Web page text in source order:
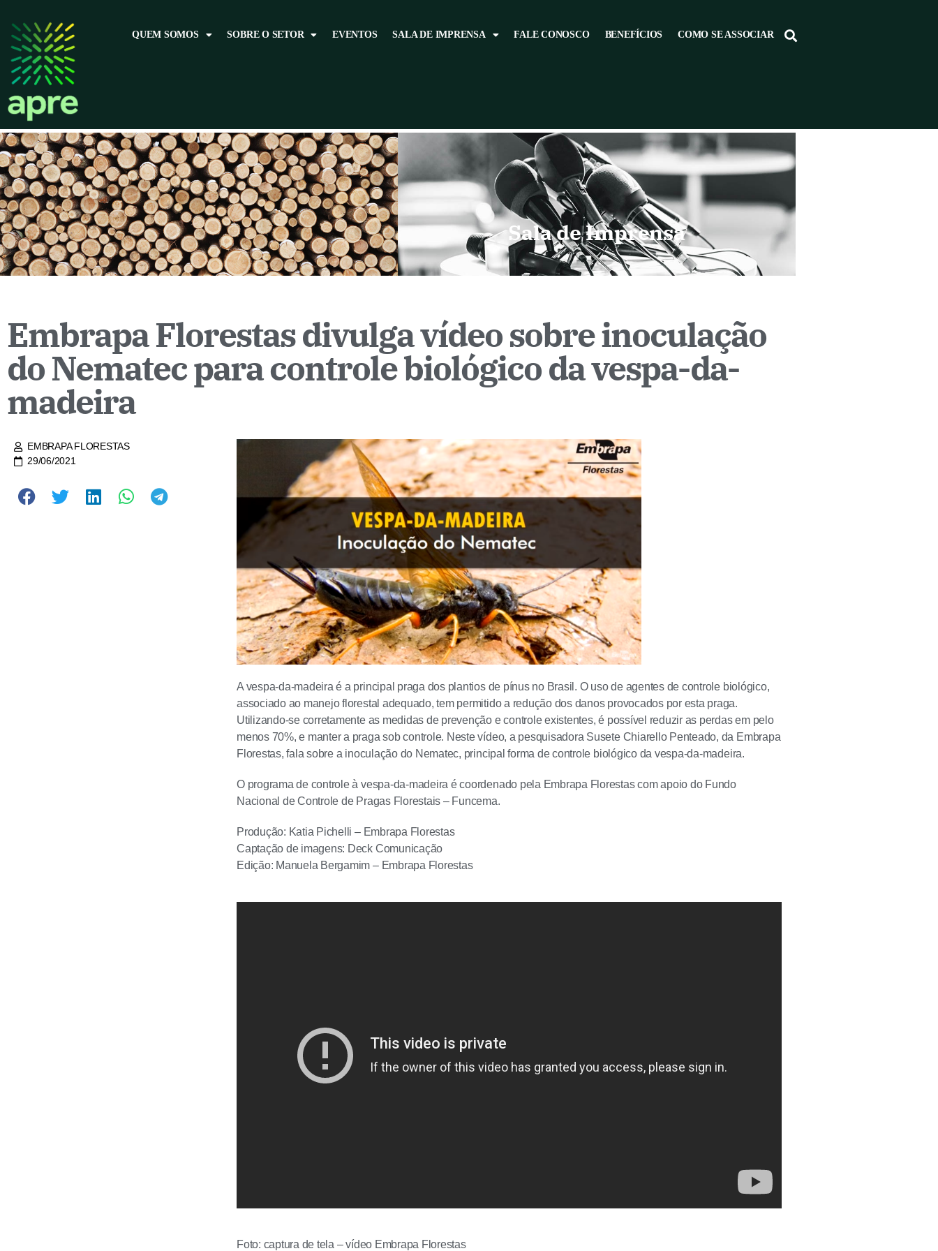
QUEM SOMOS SOBRE O SETOR EVENTOS SALA DE IMPRENSA FALE CONOSCO BENEFÍCIOS COMO SE ASSOCIAR
Sala de Imprensa
Embrapa Florestas divulga vídeo sobre inoculação
do Nematec para controle biológico da vespa-da-
madeira
EMBRAPA FLORESTAS
29/06/2021
A vespa-da-madeira é a principal praga dos plantios de pínus no Brasil. O uso de agentes de controle biológico,
associado ao manejo florestal adequado, tem permitido a redução dos danos provocados por esta praga.
Utilizando-se corretamente as medidas de prevenção e controle existentes, é possível reduzir as perdas em pelo
menos 70%, e manter a praga sob controle. Neste vídeo, a pesquisadora Susete Chiarello Penteado, da Embrapa
Florestas, fala sobre a inoculação do Nematec, principal forma de controle biológico da vespa-da-madeira.
O programa de controle à vespa-da-madeira é coordenado pela Embrapa Florestas com apoio do Fundo
Nacional de Controle de Pragas Florestais – Funcema.
Produção: Katia Pichelli – Embrapa Florestas
Captação de imagens: Deck Comunicação
Edição: Manuela Bergamim – Embrapa Florestas
Foto: captura de tela – vídeo Embrapa Florestas